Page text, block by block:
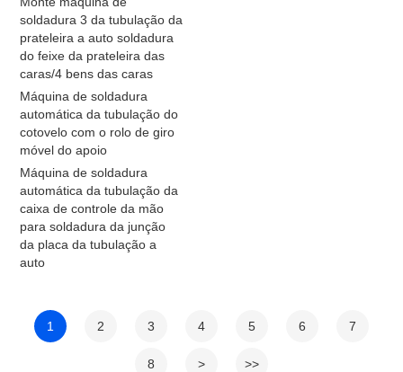
soldadura 3 da tubulação da
prateleira a auto soldadura
do feixe da prateleira das
caras/4 bens das caras
Máquina de soldadura
automática da tubulação do
cotovelo com o rolo de giro
móvel do apoio
Máquina de soldadura
automática da tubulação da
caixa de controle da mão
para soldadura da junção
da placa da tubulação a
auto
1 2 3 4 5 6 7
8 > >>